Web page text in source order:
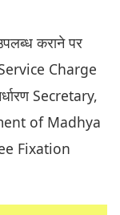
कराने पर
Charge
Secretary,
of Madhya
Fixation